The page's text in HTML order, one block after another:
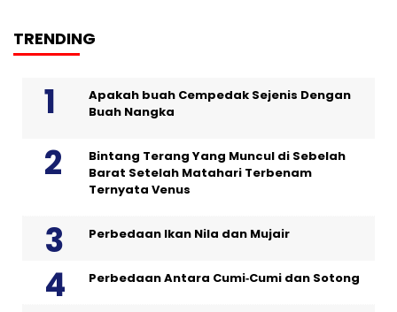
TRENDING
Apakah buah Cempedak Sejenis Dengan
Buah Nangka
Bintang Terang Yang Muncul di Sebelah
Barat Setelah Matahari Terbenam
Ternyata Venus
Perbedaan Ikan Nila dan Mujair
Perbedaan Antara Cumi‑Cumi dan Sotong